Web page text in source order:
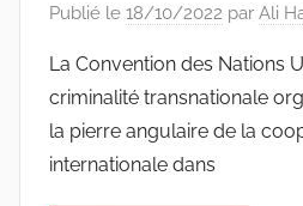
Publié le 18/10/2022 par Ali
La Convention des Nations
criminalité transnationale
la pierre angulaire de la
internationale dans